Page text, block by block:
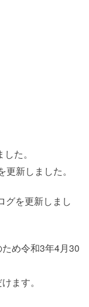
た。
新しました。
グを更新しまし
め令和3年4月30
ます。